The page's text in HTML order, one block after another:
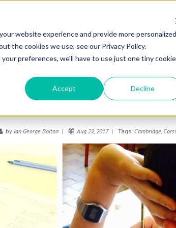
website experience and provide more personalized
the cookies we use, see our Privacy Policy.
preferences, we'll have to use just one tiny cookie
Accept Decline
by Ian George Bolton Aug 22, 2017 Tags: Cambridge Corsi